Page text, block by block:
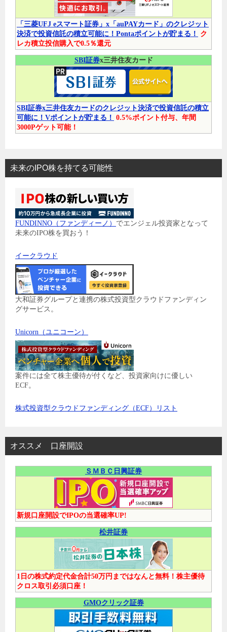
「三菱UFJ eスマート証券」x「auPAYカード」のクレジット
決済で投資信託の積立可能に！Pontaポイントが貯まる！
ク
レカ積立投信購入で0.5％還元
SBI証券x三井住友カード
SBI証券x三井住友カードのクレジット決済で投資信託の積立
可能に！Vポイントが貯まる！ 0.5%ポイント付与、年間
3000Pゲット可能！
未来のIPO株を持てる可能性
FUNDINNO（ファンディーノ） でエンジェル投資家となって
未来のIPO株を買おう！
イークラウド
大和証券グループと連携の株式投資型クラウドファンディン
グサービス。
Unicorn（ユニコーン）
案件には全て株主優待が付くなど、投資家向けに優しい
ECF。
株式投資型クラウドファンディング（ECF）リスト
オススメ 口座開設
ＳＭＢＣ日興証券
新規口座開設でIPOの当選確率UP!
松井証券
1日の株式約定代金合計50万円まではなんと無料！株主優待
クロス取引必須口座！
GMOクリック証券